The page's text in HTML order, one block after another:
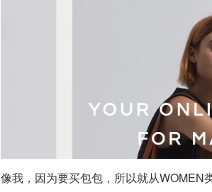
像我，因为要买包包，所以就从WOMEN